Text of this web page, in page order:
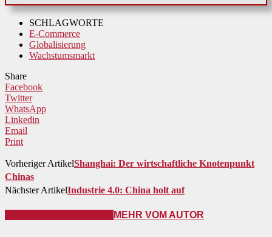
SCHLAGWORTE
E-Commerce
Globalisierung
Wachstumsmarkt
Share
Facebook
Twitter
WhatsApp
Linkedin
Email
Print
Vorheriger ArtikelShanghai: Der wirtschaftliche Knotenpunkt
Chinas
Nächster ArtikelIndustrie 4.0: China holt auf
MEHR VOM AUTOR